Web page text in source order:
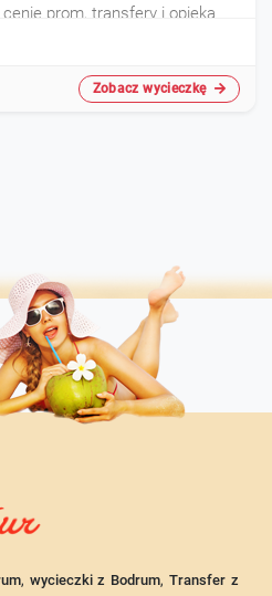
prom, transfery i opieka
i pełne wrażeń
Zobacz wycieczkę
, wycieczki z Bodrum,Transfer z